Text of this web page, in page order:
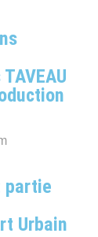
partie
Urbain